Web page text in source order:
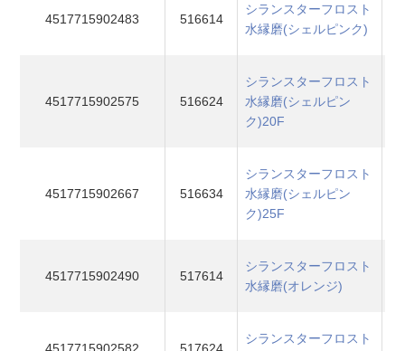
4517715902483 516614
シランスターフロスト
水縁磨(シェルピンク)
4517715902575 516624
シランスターフロスト
水縁磨(シェルピン
ク)20F
4517715902667 516634
シランスターフロスト
水縁磨(シェルピン
ク)25F
4517715902490 517614
シランスターフロスト
水縁磨(オレンジ)
4517715902582 517624
シランスターフロスト